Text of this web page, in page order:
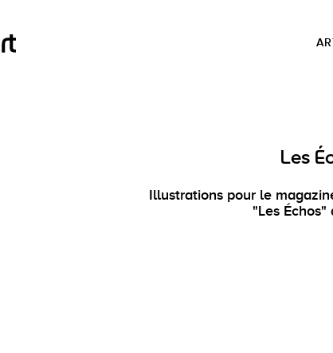
Les
Illustrations pour le
"Les